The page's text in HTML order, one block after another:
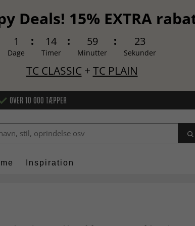
Deals! 15% EXTRA
1
Dage
14
Timer
59
Minutter
22
Sekunder
TC CLASSIC+ TC PLAIN
OVER 10 000 TÆPPER
Inspiration